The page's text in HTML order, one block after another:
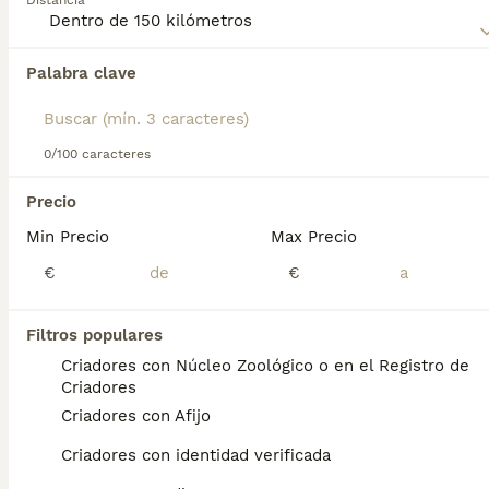
Palabra clave
0/100 caracteres
Precio
Min Precio
€
Max Precio
€
Filtros populares
Criadores con Núcleo Zoológico o en el Registro de
Criadores
Criadores con Afijo
Criadores con identidad verificada
Encontramos 0 Barbet Perros para monta en
Si deseas exactamente esta búsqueda guarda tu
búsqueda y espera el resultado perfecto:
Preguntas frecuentes
¿Cuánto cuesta un perro
Barbet?
El coste de adquisición de esta raza puede
variar según factores como el pedigrí, la
reputación del criador y la ubicación